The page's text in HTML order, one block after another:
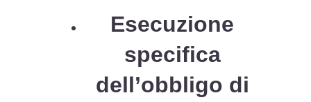
Esecuzione
specifica
dell’obbligo di